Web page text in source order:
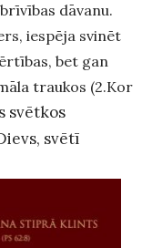
dāvanu.
iespēja svinēt
bet gan
traukos (2.Kor
svētkos
svētī